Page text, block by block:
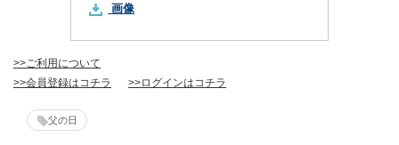
画像
>>ご利用について
>>会員登録はコチラ
>>ログインはコチラ
父の日